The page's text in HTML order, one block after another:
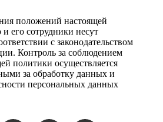
положений настоящей
его сотрудники несут
с законодательством
Контроль за соблюдением
политики осуществляется
за обработку данных и
персональных данных